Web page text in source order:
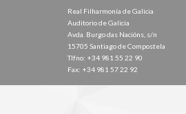
Real Filharmonía de Galicia
Auditorio de Galicia
Avda. Burgo das Nacións, s/n
15705 Santiago de Compostela
Tlfno: +34 981 55 22 90
Fax: +34 981 57 22 92